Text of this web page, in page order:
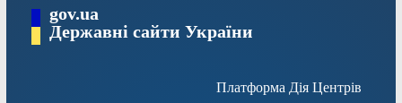
Перейтиgov.ua
Державні сайти України
Платформа Дія Центрів